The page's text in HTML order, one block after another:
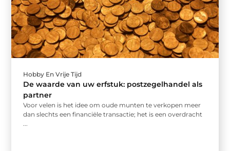
Hobby En Vrije Tijd
De waarde van uw erfstuk: postzegelhandel als
partner
Voor velen is het idee om oude munten te verkopen meer
dan slechts een financiële transactie; het is een overdracht
...